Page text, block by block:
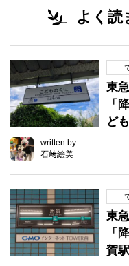
よく読
東
「
ど
written by
石﨑絵美
東
「
賀